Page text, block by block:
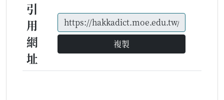
引
用
網
址
複製